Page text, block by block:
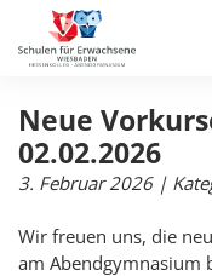
Neue
02.02.2026
3. Februar 2026|
Wir freuen uns, die
am Abendgymnasium